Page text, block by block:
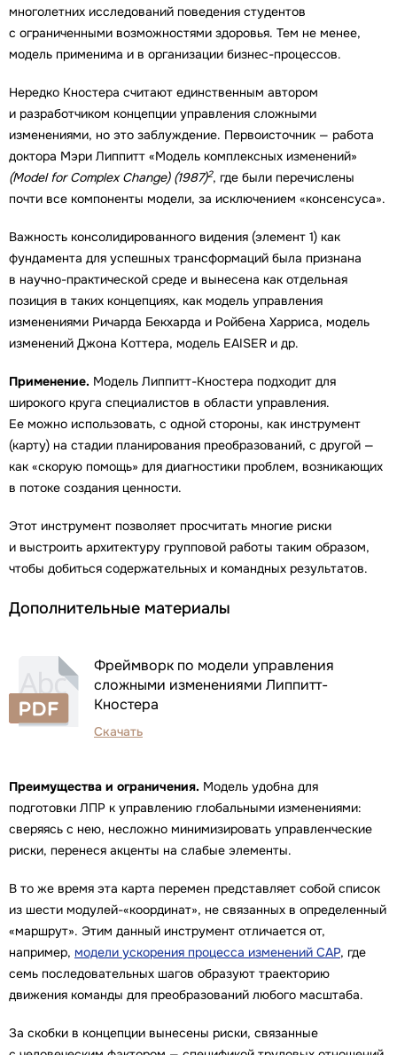
многолетних исследований поведения студентов
с ограниченными возможностями здоровья. Тем не менее,
модель применима и в организации бизнес-процессов.
Нередко Кностера считают единственным автором
и разработчиком концепции управления сложными
изменениями, но это заблуждение. Первоисточник — работа
доктора Мэри Липпитт «Модель комплексных изменений»
(Model for Complex Change) (1987)2, где были перечислены
почти все компоненты модели, за исключением «консенсуса».
Важность консолидированного видения (элемент 1) как
фундамента для успешных трансформаций была признана
в научно-практической среде и вынесена как отдельная
позиция в таких концепциях, как модель управления
изменениями Ричарда Бекхарда и Ройбена Харриса, модель
изменений Джона Коттера, модель EAISER и др.
Применение. Модель Липпитт-Кностера подходит для
широкого круга специалистов в области управления.
Ее можно использовать, с одной стороны, как инструмент
(карту) на стадии планирования преобразований, с другой —
как «скорую помощь» для диагностики проблем, возникающих
в потоке создания ценности.
Этот инструмент позволяет просчитать многие риски
и выстроить архитектуру групповой работы таким образом,
чтобы добиться содержательных и командных результатов.
Дополнительные материалы
Фреймворк по модели управления
сложными изменениями Липпитт-
Кностера
Скачать
Преимущества и ограничения. Модель удобна для
подготовки ЛПР к управлению глобальными изменениями:
сверяясь с нею, несложно минимизировать управленческие
риски, перенеся акценты на слабые элементы.
В то же время эта карта перемен представляет собой список
из шести модулей-«координат», не связанных в определенный
«маршрут». Этим данный инструмент отличается от,
например, модели ускорения процесса изменений CAP, где
семь последовательных шагов образуют траекторию
движения команды для преобразований любого масштаба.
За скобки в концепции вынесены риски, связанные